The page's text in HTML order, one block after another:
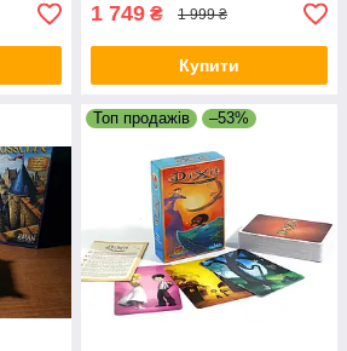
1 749 ₴ 1 999 ₴
Купити
Топ продажів –53%